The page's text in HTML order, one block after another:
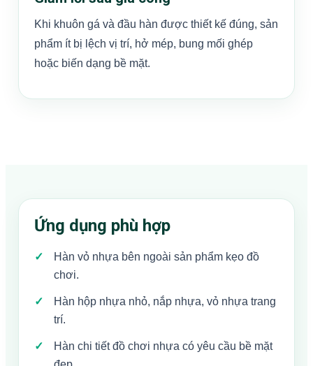
Khi khuôn gá và đầu hàn được thiết kế đúng, sản
phẩm ít bị lệch vị trí, hở mép, bung mối ghép
hoặc biến dạng bề mặt.
Ứng dụng phù hợp
Hàn vỏ nhựa bên ngoài sản phẩm kẹo đồ
chơi.
Hàn hộp nhựa nhỏ, nắp nhựa, vỏ nhựa trang
trí.
Hàn chi tiết đồ chơi nhựa có yêu cầu bề mặt